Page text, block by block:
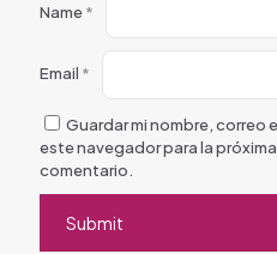
Name*
Email *
Guardar mi nombre, correo
este navegador para la
comentario.